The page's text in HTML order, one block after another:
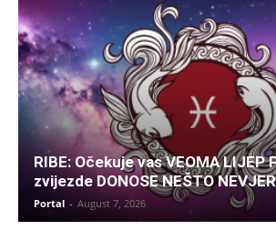
RIBE: Očekuje vas VEOMA LIJEP
zvijezde DONOSE NEŠTO
Portal - August 7, 2026